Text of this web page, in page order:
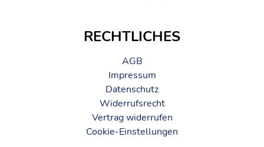
RECHTLICHES
AGB
Impressum
Datenschutz
Widerrufsrecht
Vertrag widerrufen
Cookie-Einstellungen